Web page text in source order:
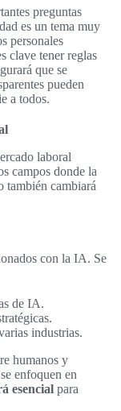
preguntas
es un tema muy
personales
clave tener reglas
que se
pueden
a todos.
laboral
campos donde la
también cambiará
con la IA. Se
de IA.
industrias.
humanos y
enfoquen en
esencial para